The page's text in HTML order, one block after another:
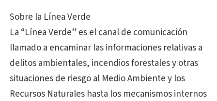
Sobre la Línea Verde
La “Línea Verde” es el canal de comunicación
llamado a encaminar las informaciones relativas a
delitos ambientales, incendios forestales y otras
situaciones de riesgo al Medio Ambiente y los
Recursos Naturales hasta los mecanismos internos